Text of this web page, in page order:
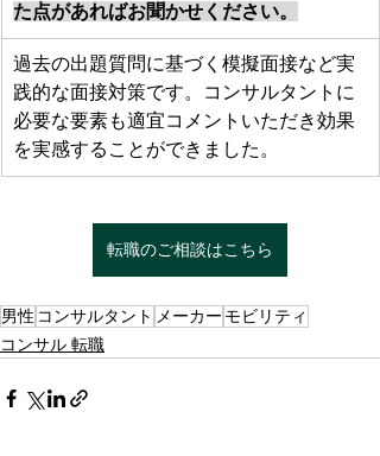
た点があればお聞かせください。
過去の出題質問に基づく模擬面接など実
践的な面接対策です。コンサルタントに
必要な要素も適宜コメントいただき効果
を実感することができました。
転職のご相談はこちら
男性 コンサルタント メーカー モビリティ
コンサル 転職